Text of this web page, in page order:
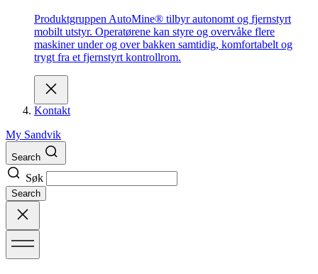
Produktgruppen AutoMine® tilbyr autonomt og fjernstyrt
mobilt utstyr. Operatørene kan styre og overvåke flere
maskiner under og over bakken samtidig, komfortabelt og
trygt fra et fjernstyrt kontrollrom.
Kontakt
My Sandvik
Search
Søk
Search